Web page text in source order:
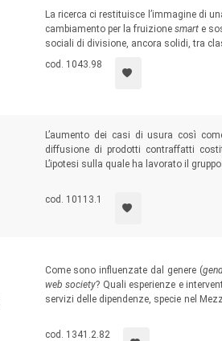
La ricerca ci restituisce l’immagine di
cambiamento per la fruizione smart e
sociali di divisione, ancora solidi, tra
cod. 1043.98
L’aumento dei casi di usura così
diffusione di prodotti contraffatti
L’ipotesi sulla quale ha lavorato il
una prospettiva multifattoriale,
che non possono essere
cod. 10113.1
Come sono influenzate dal genere (
web society? Quali esperienze e
servizi delle dipendenze, specie nel
risultati di un dibattito tra
Convegno “Salute e dipendenze di
cod. 1341.2.82